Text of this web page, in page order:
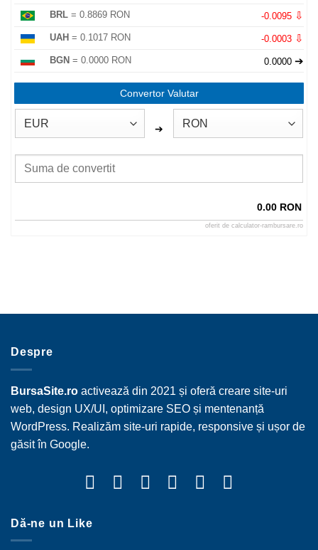
BRL = 0.8869 RON -0.0095 ⇩
UAH = 0.1017 RON -0.0003 ⇩
BGN = 0.0000 RON 0.0000 ➔
Convertor Valutar
➔
0.00 RON
oferit decalculator-rambursare.ro
Despre
BursaSite.ro activează din 2021 și oferă creare site-uri
web, design UX/UI, optimizare SEO și mentenanță
WordPress. Realizăm site-uri rapide, responsive și ușor de
găsit în Google.
Dă-ne un Like